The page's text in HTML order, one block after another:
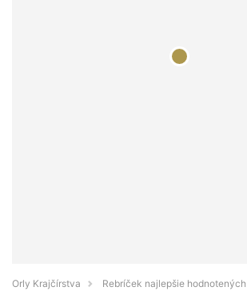
Orly Krajčírstva
Rebríček najlepšie